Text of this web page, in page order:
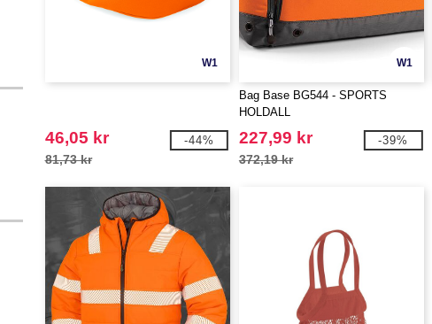
W1
46,05 kr
81,73 kr
-44%
W1
Bag Base BG544 - SPORTS
HOLDALL
227,99 kr
372,19 kr
-39%